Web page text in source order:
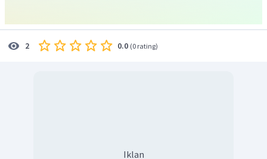
2 0.0 (0 rating)
Iklan